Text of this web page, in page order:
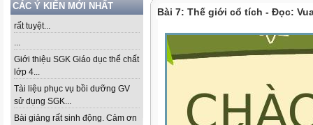
CÁC Ý KIẾN MỚI NHẤT
rất tuyệt...
...
Giới thiệu SGK Giáo dục thể chất
lớp 4...
Tài liệu phục vụ bồi dưỡng GV
sử dụng SGK...
Bài giảng rất sinh động. Cảm ơn
Bài 7: Thế giới cổ tích - Đọc: